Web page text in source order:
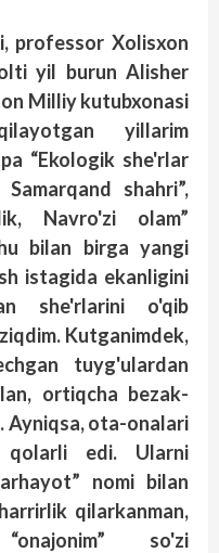
professor Xolisxon
yil burun Alisher
Milliy kutubxonasi
yillarim
“Ekologik she'rlar
shahri”,
Navro'zi olam”
bilan birga yangi
istagida ekanligini
she'rlarini o'qib
Kutganimdek,
tuyg'ulardan
ortiqcha bezak­
Ayniqsa, ota-onalari
qolarli edi. Ularni
nomi bilan
qilarkanman,
so'zi